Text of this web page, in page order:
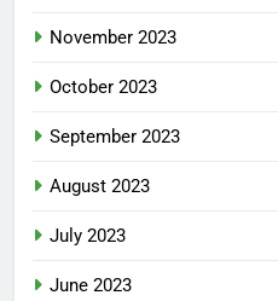
November 2023
October 2023
September 2023
August 2023
July 2023
June 2023